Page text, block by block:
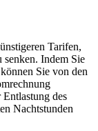
Tarifen,
senken. Indem Sie
Sie von den
des
Nachtstunden